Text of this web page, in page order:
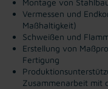
Vermessen und
Maßhaltigkeit)
Schweißen und
Erstellung von
Fertigung
Zusammenarbeit mit